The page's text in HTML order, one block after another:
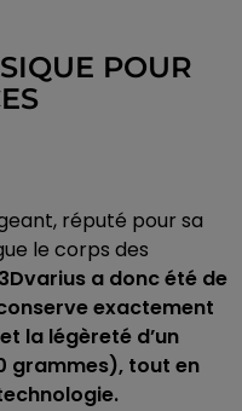
POUR
réputé pour sa
le corps des
a donc été de
exactement
la légèreté d’un
grammes), tout en